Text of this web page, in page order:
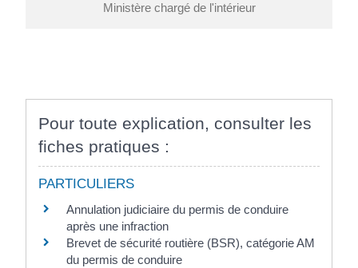
Ministère chargé de l'intérieur
Pour toute explication, consulter les
fiches pratiques :
PARTICULIERS
Annulation judiciaire du permis de conduire
après une infraction
Brevet de sécurité routière (BSR), catégorie AM
du permis de conduire